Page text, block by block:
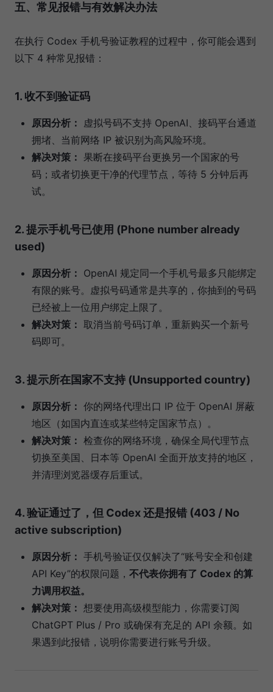
五、常见报错与有效解决办法
在执行 Codex 手机号验证教程的过程中，你可能会遇到
以下 4 种常见报错：
1. 收不到验证码
原因分析： 虚拟号码不支持 OpenAI、接码平台通道
拥堵、当前网络 IP 被识别为高风险环境。
解决对策： 果断在接码平台更换另一个国家的号
码；或者切换更干净的代理节点，等待 5 分钟后再
试。
2. 提示手机号已使用 (Phone number already
used)
原因分析： OpenAI 规定同一个手机号最多只能绑定
有限的账号。虚拟号码通常是共享的，你抽到的号码
已经被上一位用户绑定上限了。
解决对策： 取消当前号码订单，重新购买一个新号
码即可。
3. 提示所在国家不支持 (Unsupported country)
原因分析： 你的网络代理出口 IP 位于 OpenAI 屏蔽
地区（如国内直连或某些特定国家节点）。
解决对策： 检查你的网络环境，确保全局代理节点
切换至美国、日本等 OpenAI 全面开放支持的地区，
并清理浏览器缓存后重试。
4. 验证通过了，但 Codex 还是报错 (403 / No
active subscription)
原因分析： 手机号验证仅仅解决了“账号安全和创建
API Key”的权限问题， 不代表你拥有了 Codex 的算
力调用权益。
解决对策： 想要使用高级模型能力，你需要订阅
ChatGPT Plus / Pro 或确保有充足的 API 余额。如
果遇到此报错，说明你需要进行账号升级。